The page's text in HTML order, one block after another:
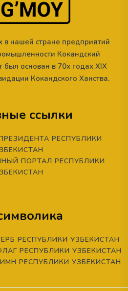
в нашей стране предприятий
Кокандский
основан в 70х годах XIX
Кокандского Ханства.
ссылки
РЕСПУБЛИКИ
ПОРТАЛ РЕСПУБЛИКИ
РЕСПУБЛИКИ УЗБЕКИСТАН
РЕСПУБЛИКИ УЗБЕКИСТАН
РЕСПУБЛИКИ УЗБЕКИСТАН